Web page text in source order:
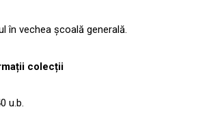
în vechea şcoală generală.
colecții
u.b.